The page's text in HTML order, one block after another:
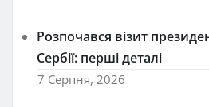
Розпочався візит
Сербії: перші деталі
7 Серпня, 2026